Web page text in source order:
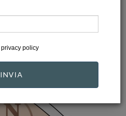
privacy policy
INVIA